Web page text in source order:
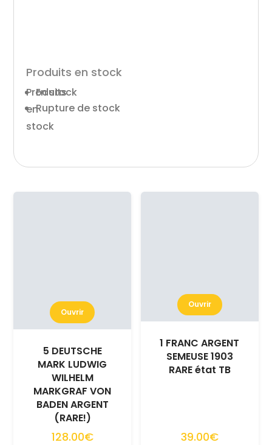
Produits en stock
Produits
en
stock
En stock
Rupture de stock
Ouvrir
5 DEUTSCHE
MARK LUDWIG
WILHELM
MARKGRAF VON
BADEN ARGENT
(RARE!)
128.00€
Ouvrir
1 FRANC ARGENT
SEMEUSE 1903
RARE état TB
39.00€